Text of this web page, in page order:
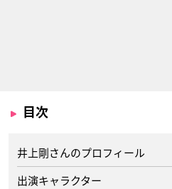
目次
井上剛さんのプロフィール
出演キャラクター